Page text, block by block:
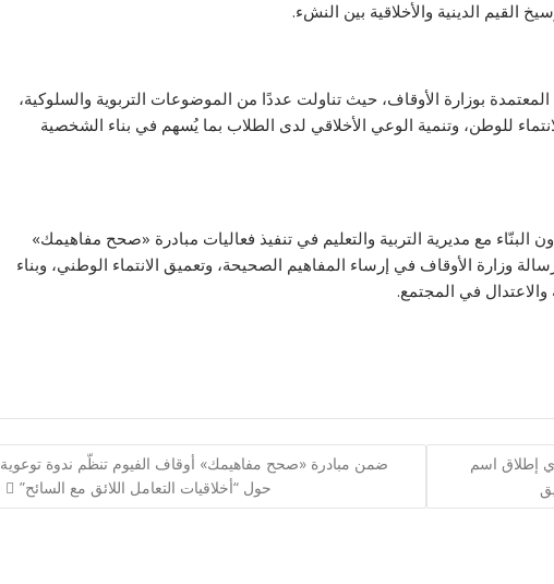
القيم الدينية والأخلاقية بين النشء.
بوزارة الأوقاف، حيث تناولت عددًا من الموضوعات التربوية والسلوكية،
للوطن، وتنمية الوعي الأخلاقي لدى الطلاب بما يُسهم في بناء الشخصية
البنّاء مع مديرية التربية والتعليم في تنفيذ فعاليات مبادرة «صحح مفاهيمك»
وزارة الأوقاف في إرساء المفاهيم الصحيحة، وتعميق الانتماء الوطني، وبناء
في المجتمع.
إطلاق اسم
ضمن مبادرة «صحح مفاهيمك» أوقاف الفيوم تنظّم ندوة توعوية
حول “أخلاقيات التعامل اللائق مع السائح”